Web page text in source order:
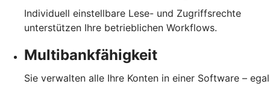
Individuell einstellbare Lese- und Zugriffsrechte
unterstützen Ihre betrieblichen Workflows.
Multibankfähigkeit
Sie verwalten alle Ihre Konten in einer Software – egal